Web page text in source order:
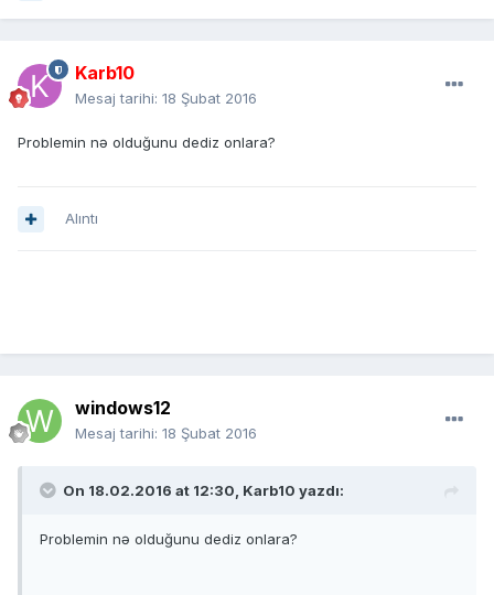
Karb10
Mesaj tarihi: 18 Şubat 2016
Problemin nə olduğunu dediz onlara?
Alıntı
windows12
Mesaj tarihi: 18 Şubat 2016
On 18.02.2016 at 12:30, Karb10 yazdı:
Problemin nə olduğunu dediz onlara?